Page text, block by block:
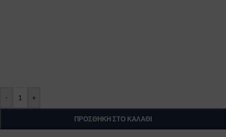
- +
ΠΡΟΣΘΉΚΗ ΣΤΟ ΚΑΛΆΘΙ